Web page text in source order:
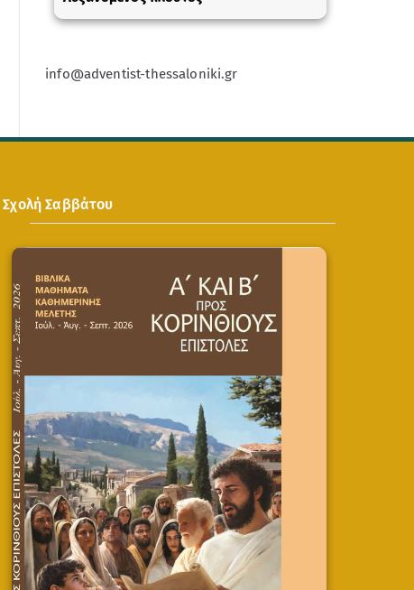
info@adventist-thessaloniki.gr
Σχολή Σαββάτου